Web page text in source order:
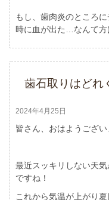
もし、歯肉炎のところ
時に血が出た…なんて方
歯石取りはどれ
2024年4月25日
皆さん、おはようござい
最近スッキリしない天
ですね！
これから気温が上がり